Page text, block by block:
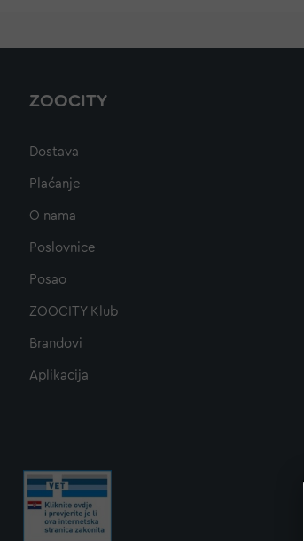
ZOOCITY
Dostava
Plaćanje
O nama
Poslovnice
Posao
ZOOCITY Klub
Brandovi
Aplikacija